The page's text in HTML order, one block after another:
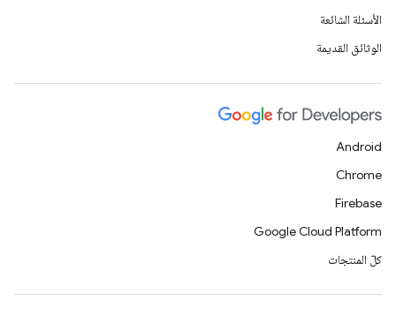
الأسئلة الشائعة
الوثائق القديمة
Android
Chrome
Firebase
Google Cloud Platform
كلّ المنتجات